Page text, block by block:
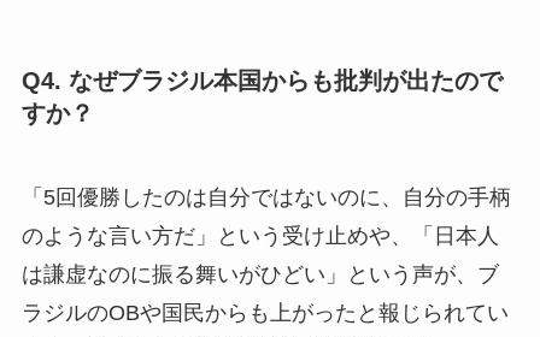
Q4. なぜブラジル本国からも批判が出たので
すか？
「5回優勝したのは自分ではないのに、自分の手柄
のような言い方だ」という受け止めや、「日本人
は謙虚なのに振る舞いがひどい」という声が、ブ
ラジルのOBや国民からも上がったと報じられてい